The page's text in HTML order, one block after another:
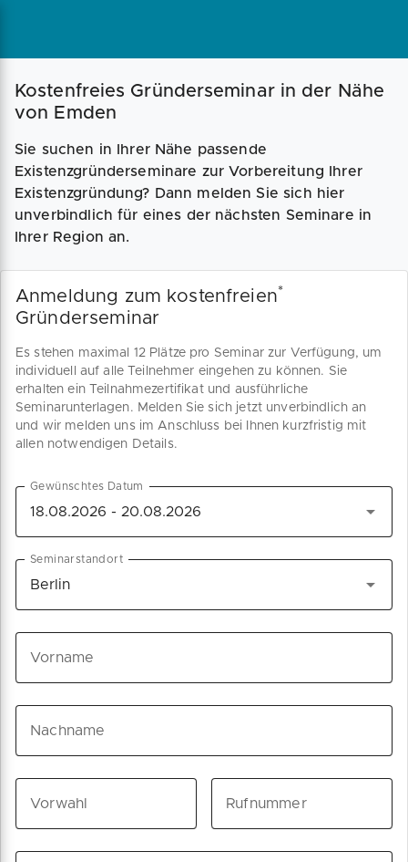
Magazin Businessplan Fördermittel
Kostenfreies Gründerseminar in der Nähe
von Emden
Sie suchen in Ihrer Nähe passende
Existenzgründerseminare zur Vorbereitung Ihrer
Existenzgründung? Dann melden Sie sich hier
unverbindlich für eines der nächsten Seminare in
Ihrer Region an.
Anmeldung zum kostenfreien*
Gründerseminar
Es stehen maximal 12 Plätze pro Seminar zur Verfügung, um
individuell auf alle Teilnehmer eingehen zu können. Sie
erhalten ein Teilnahmezertifikat und ausführliche
Seminarunterlagen. Melden Sie sich jetzt unverbindlich an
und wir melden uns im Anschluss bei Ihnen kurzfristig mit
allen notwendigen Details.
Gewünschtes Datum
Seminarstandort
Vorname
Nachname
Vorwahl Rufnummer